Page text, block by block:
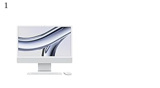
1